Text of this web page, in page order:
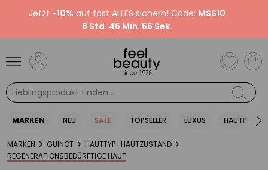
Jetzt -10% auf fast ALLES sichern! Code: MSS10
8 Std. 46 Min. 55 Sek.
MARKEN NEU SALE TOPSELLER LUXUS HAUTPFLEGE
MARKEN GUINOT
HAUTTYP | HAUTZUSTAND
REGENERATIONSBEDÜRFTIGE HAUT